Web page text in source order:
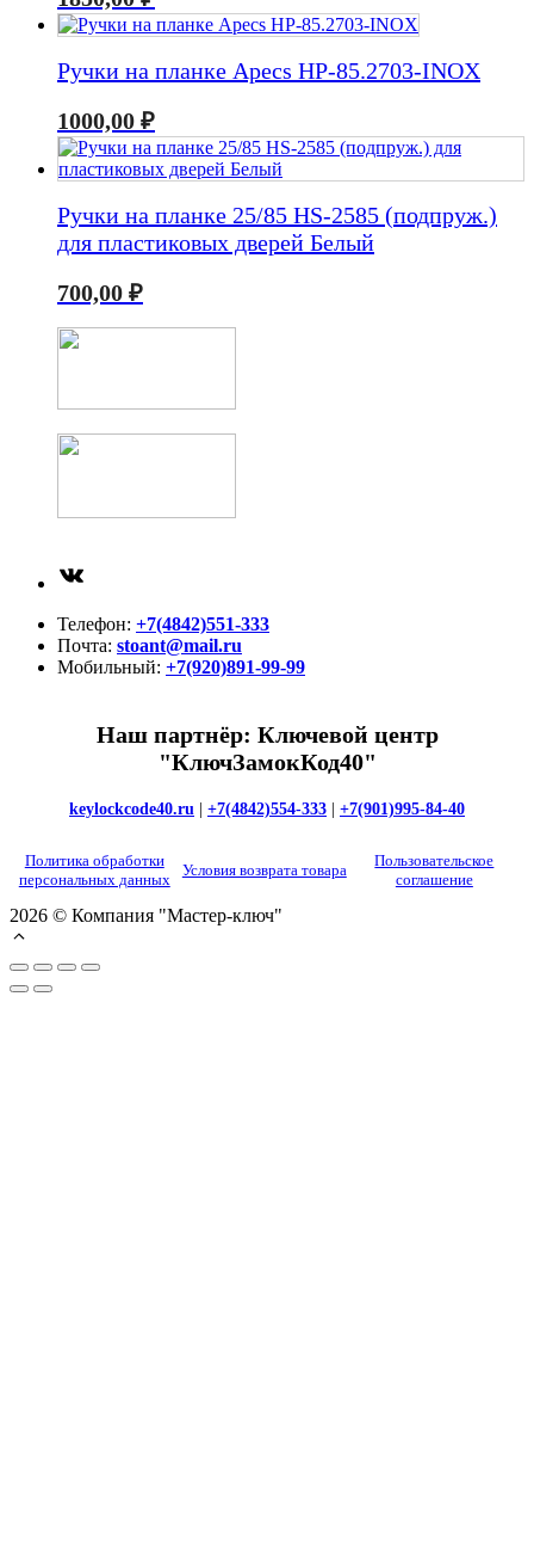
Ручки на планке Apecs HP-85.2703-INOX
1000,00 ₽
Ручки на планке 25/85 HS-2585 (подпруж.)
для пластиковых дверей Белый
700,00 ₽
Телефон: +7(4842)551-333
Почта: stoant@mail.ru
Мобильный: +7(920)891-99-99
Наш партнёр: Ключевой центр
"КлючЗамокКод40"
keylockcode40.ru +7(4842)554-333 +7(901)995-84-40
Политика обработки
персональных данных
Условия возврата товара
Пользовательское
соглашение
2026 © Компания "Мастер-ключ"